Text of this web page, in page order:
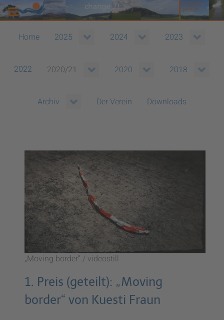
Home 2025 2024 2023
2022 2020/21 2020 2018
Archiv Der Verein Downloads
„Moving border” / videostill
1. Preis (geteilt): „Moving
border“ von Kuesti Fraun